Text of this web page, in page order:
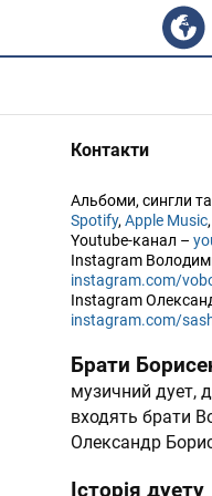
Контакти
Альбоми, сингли та
Spotify, Apple Music,
Youtube-канал –
Instagram
instagram.com/
Instagram
instagram.com/
Брати
музичний дует,
входять брати
Олександр
Історія дуету